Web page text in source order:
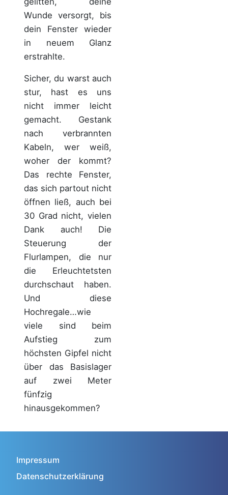
Wunde versorgt, bis
dein Fenster wieder
in neuem Glanz
erstrahlte.
Sicher, du warst auch
stur, hast es uns
nicht immer leicht
gemacht. Gestank
nach verbrannten
Kabeln, wer weiß,
woher der kommt?
Das rechte Fenster,
das sich partout nicht
öffnen ließ, auch bei
30 Grad nicht, vielen
Dank auch! Die
Steuerung der
Flurlampen, die nur
die Erleuchtetsten
durchschaut haben.
Und diese
Hochregale…wie
viele sind beim
Aufstieg zum
höchsten Gipfel nicht
über das Basislager
auf zwei Meter
fünfzig
hinausgekommen?
Impressum
Datenschutzerklärung